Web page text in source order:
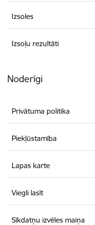
Izsoles
Izsoļu rezultāti
Noderīgi
Privātuma politika
Piekļūstamība
Lapas karte
Viegli lasīt
Sīkdatņu izvēles maiņa